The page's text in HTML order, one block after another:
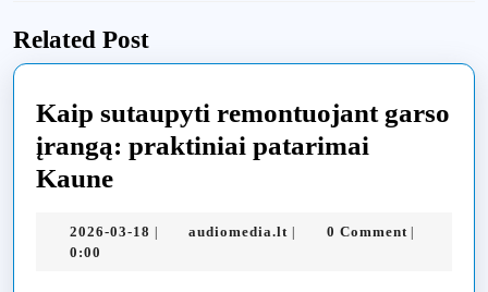
Related Post
Kaip sutaupyti remontuojant garso
įrangą: praktiniai patarimai
KauneKaip
remontuojant
2026-03-18 2026-audiomedia.lt audiomedia.lt
0 Comment
0:00